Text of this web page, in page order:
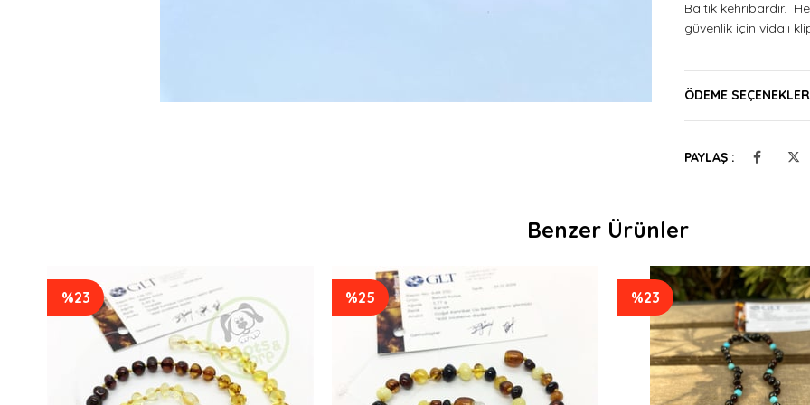
Baltık kehribardır.
güvenlik için vidalı
İlgili yasa ve
Kehribar İlaç
Totsandmore, en iyi
yıldır yapan
dizilir. Türkiye'ye
Ticaret
sadece elinize
ulaşan sertifika
kolyenizi ve
getiren ilk firma
ÖDEME
PAYLAŞ :
Benzer Ürünler
%23 %25 %23